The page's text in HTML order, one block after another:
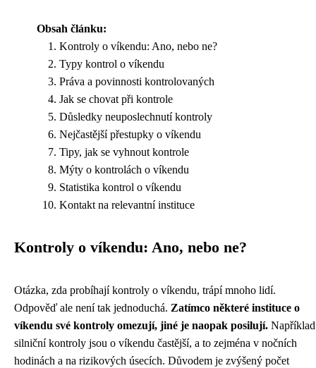
Obsah článku:
Kontroly o víkendu: Ano, nebo ne?
Typy kontrol o víkendu
Práva a povinnosti kontrolovaných
Jak se chovat při kontrole
Důsledky neuposlechnutí kontroly
Nejčastější přestupky o víkendu
Tipy, jak se vyhnout kontrole
Mýty o kontrolách o víkendu
Statistika kontrol o víkendu
Kontakt na relevantní instituce
Kontroly o víkendu: Ano, nebo ne?
Otázka, zda probíhají kontroly o víkendu, trápí mnoho lidí.
Odpověď ale není tak jednoduchá. Zatímco některé instituce o
víkendu své kontroly omezují, jiné je naopak posilují. Například
silniční kontroly jsou o víkendu častější, a to zejména v nočních
hodinách a na rizikových úsecích. Důvodem je zvýšený počet